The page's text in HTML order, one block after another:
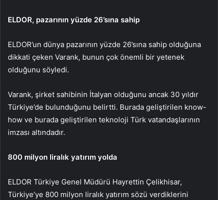
ELDOR, pazarının yüzde 26’sına sahip
ELDOR’un dünya pazarının yüzde 26’sına sahip olduğuna
dikkati çeken Varank, bunun çok önemli bir yetenek
olduğunu söyledi.
Varank, şirket sahibinin İtalyan olduğunu ancak 30 yıldır
Türkiye’de bulunduğunu belirtti. Burada geliştirilen know-
how ve burada geliştirilen teknoloji Türk vatandaşlarının
imzası altındadır.
800 milyon liralık yatırım yolda
ELDOR Türkiye Genel Müdürü Hayrettin Çelikhisar,
Türkiye’ye 800 milyon liralık yatırım sözü verdiklerini